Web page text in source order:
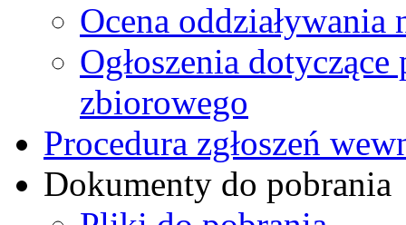
Ocena oddziaływania
Ogłoszenia
zbiorowego
Procedura zgłoszeń
Dokumenty do pobrania